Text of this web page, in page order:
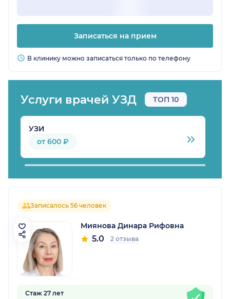
Записаться на прием
В клинику можно записаться только по телефону
Услуги врачей УЗД ТОП 10
УЗИ
от 600 ₽
Записалось 56 человек
Миянова Динара Рифовна
5.0 2 отзыва
Стаж 27 лет